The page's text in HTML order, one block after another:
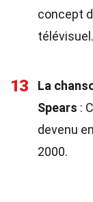
concept
télévisuel.
13
La
Spears :
devenu
2000.